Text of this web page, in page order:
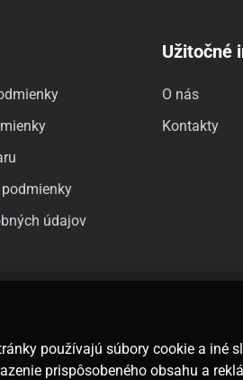
údajov
Užitočné
O nás
Kontakty
používajú súbory cookie a iné
prispôsobeného obsahu a